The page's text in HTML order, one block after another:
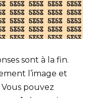
sont à la fin.
l’image et
pouvez